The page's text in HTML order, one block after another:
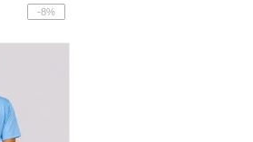
-8%